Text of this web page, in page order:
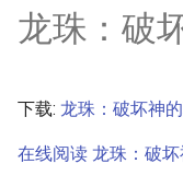
开
搜
索
其他信息 [Processed
龙珠：破
下载: 龙珠：破坏神
在线阅读 龙珠：破